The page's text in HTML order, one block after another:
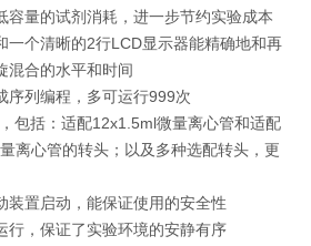
容量的试剂消耗，进一步节约实验成本
一个清晰的2行LCD显示器能精确地和再
混合的水平和时间
序列编程，多可运行999次
包括：适配12x1.5ml微量离心管和适配
离心管的转头；以及多种选配转头，更
装置启动，能保证使用的安全性
行，保证了实验环境的安静有序